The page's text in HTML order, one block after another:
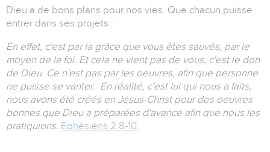
Dieu a de bons plans pour nos vies. Que chacun puisse
entrer dans ses projets :
En effet, c'est par la grâce que vous êtes sauvés, par le
moyen de la foi. Et cela ne vient pas de vous, c'est le don
de Dieu. Ce n'est pas par les oeuvres, afin que personne
ne puisse se vanter. En réalité, c'est lui qui nous a faits;
nous avons été créés en Jésus-Christ pour des oeuvres
bonnes que Dieu a préparées d'avance afin que nous les
pratiquions. Ephésiens 2.8-10.